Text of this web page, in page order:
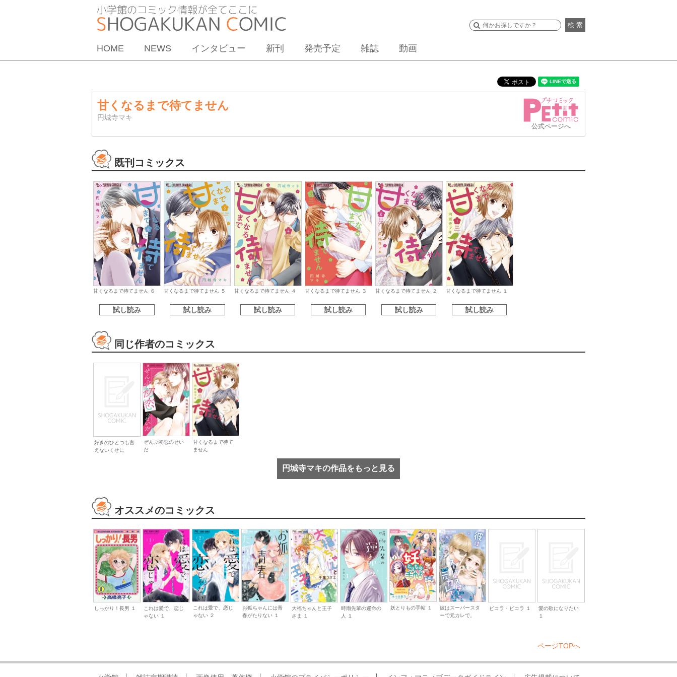
検 索
HOME NEWS インタビュー 新刊 発売予定 雑誌 動画
甘くなるまで待てません
円城寺マキ
公式ページへ
既刊コミックス
甘くなるまで待てません ６
試し読み
甘くなるまで待てません ５
試し読み
甘くなるまで待てません ４
試し読み
甘くなるまで待てません ３
試し読み
甘くなるまで待てません ２
試し読み
甘くなるまで待てません １
試し読み
同じ作者のコミックス
好きのひとつも言
えないくせに
ぜんぶ初恋のせい
だ
甘くなるまで待て
ません
円城寺マキの作品をもっと見る
オススメのコミックス
しっかり！長男 １
これは愛で、恋じ
ゃない １
これは愛で、恋じ
ゃない ２
お狐ちゃんには青
春がたりない １
大福ちゃんと王子
さま １
時雨先輩の運命の
人 １
妖とりもの手帖 １
彼はスーパースタ
ーで元カレで。
ピコラ・ピコラ １
愛の歌になりたい
１
ページTOPへ